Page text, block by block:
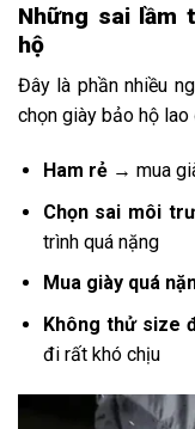
Những sai lầm
hộ
Đây là phần nhiều
chọn giày bảo hộ lao
Ham rẻ→ mua
Chọn sai môi
trình quá nặng
Mua giày quá
Không thử size
đi rất khó chịu